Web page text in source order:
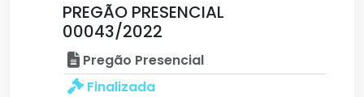
PREGÃO PRESENCIAL
00043/2022
Pregão Presencial
Finalizada